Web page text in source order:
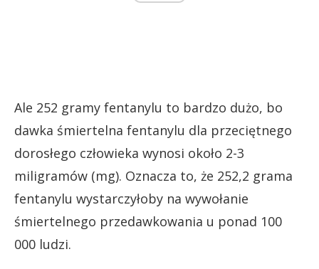
Ale 252 gramy fentanylu to bardzo dużo, bo
dawka śmiertelna fentanylu dla przeciętnego
dorosłego człowieka wynosi około 2-3
miligramów (mg). Oznacza to, że 252,2 grama
fentanylu wystarczyłoby na wywołanie
śmiertelnego przedawkowania u ponad 100
000 ludzi.